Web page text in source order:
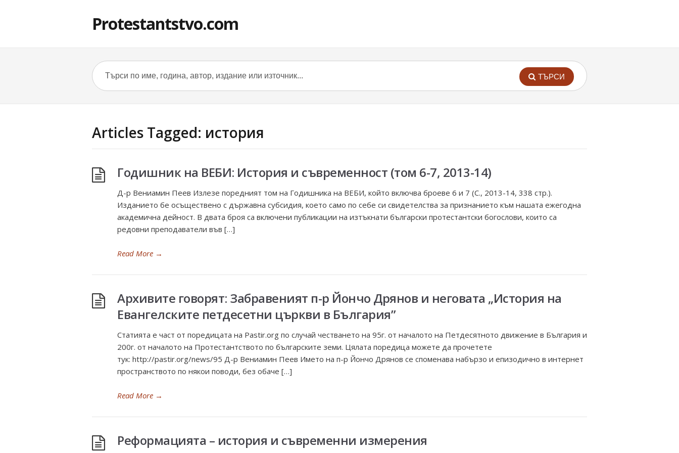
Protestantstvo.com
ТЪРСИ
Articles Tagged: история
Годишник на ВЕБИ: История и съвременност (том 6-7, 2013-14)
Д-р Вениамин Пеев Излезе поредният том на Годишника на ВЕБИ, който включва броеве 6 и 7 (С., 2013-14, 338 стр.).
Изданието бе осъществено с държавна субсидия, което само по себе си свидетелства за признанието към нашата ежегодна
академична дейност. В двата броя са включени публикации на изтъкнати български протестантски богослови, които са
редовни преподаватели във […]
Read More →
Архивите говорят: Забравеният п-р Йончо Дрянов и неговата „История на
Евангелските петдесетни църкви в България”
Статията е част от поредицата на Pastir.org по случай честването на 95г. от началото на Петдесятното движение в България и
200г. от началото на Протестантството по българските земи. Цялата поредица можете да прочетете
тук: http://pastir.org/news/95 Д-р Вениамин Пеев Името на п-р Йончо Дрянов се споменава набързо и епизодично в интернет
пространството по някои поводи, без обаче […]
Read More →
Реформацията – история и съвременни измерения